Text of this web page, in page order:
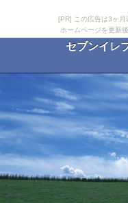
[PR] この広告は3ヶ月
ホームページを更新
セブンイレ